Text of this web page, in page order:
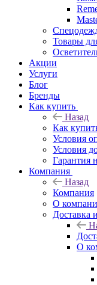
Товары
Акции
Услуги
Блог
Бренды
Как купить
Назад
Как
Условия
Условия
Гарантия
Компания
Назад
Компания
О
Доставка
О